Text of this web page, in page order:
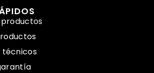
productos
técnicos